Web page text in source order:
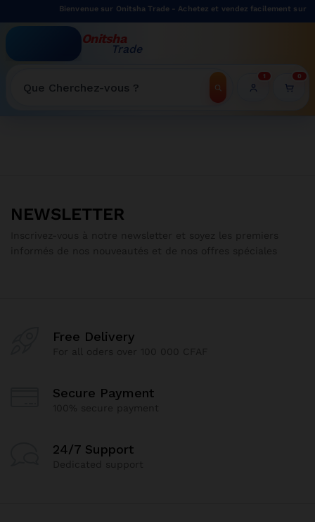
Bienvenue sur Onitsha Trade - Achetez et vendez facilement sur
Onitsha
Trade
Recherche
1 0
WELCOME TO ONITSHATRADE ONLINE SHOP
NEWSLETTER
Free Delivery
Secure Payment
24/7 Support